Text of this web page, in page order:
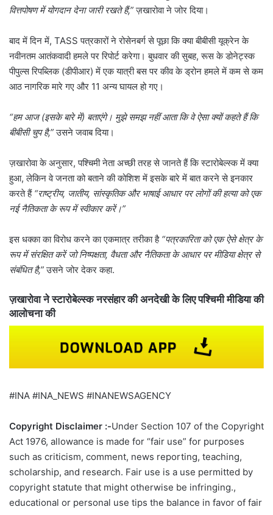
वित्तपोषण में योगदान देना जारी रखते हैं,”ज़खारोवा ने जोर दिया।
बाद में दिन में, TASS पत्रकारों ने रोसेनबर्ग से पूछा कि क्या बीबीसी यूक्रेन के
नवीनतम आतंकवादी हमले पर रिपोर्ट करेगा। बुधवार की सुबह, रूस के डोनेट्स्क
पीपुल्स रिपब्लिक (डीपीआर) में एक यात्री बस पर कीव के ड्रोन हमले में कम से कम
आठ नागरिक मारे गए और 11 अन्य घायल हो गए।
“हम आज (इसके बारे में) बताएंगे। मुझे समझ नहीं आता कि वे ऐसा क्यों कहते हैं कि
बीबीसी चुप है,”उसने जवाब दिया।
ज़खारोवा के अनुसार, पश्चिमी नेता अच्छी तरह से जानते हैं कि स्टारोबेल्स्क में क्या
हुआ, लेकिन वे जनता को बताने की कोशिश में इसके बारे में बात करने से इनकार
करते हैं “राष्ट्रीय, जातीय, सांस्कृतिक और भाषाई आधार पर लोगों की हत्या को एक
नई नैतिकता के रूप में स्वीकार करें।”
इस धक्का का विरोध करने का एकमात्र तरीका है “पत्रकारिता को एक ऐसे क्षेत्र के
रूप में संरक्षित करें जो निष्पक्षता, वैधता और नैतिकता के आधार पर मीडिया क्षेत्र से
संबंधित है,”उसने जोर देकर कहा.
ज़खारोवा ने स्टारोबेल्स्क नरसंहार की अनदेखी के लिए पश्चिमी मीडिया की
आलोचना की
#INA #INA_NEWS #INANEWSAGENCY
Copyright Disclaimer :-Under Section 107 of the Copyright
Act 1976, allowance is made for “fair use” for purposes
such as criticism, comment, news reporting, teaching,
scholarship, and research. Fair use is a use permitted by
copyright statute that might otherwise be infringing.,
educational or personal use tips the balance in favor of fair